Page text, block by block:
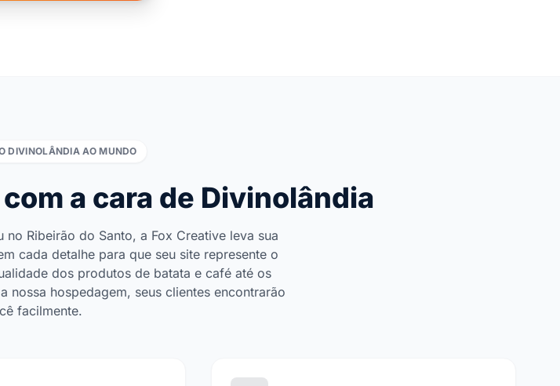
DIVINOLÂNDIA AO MUNDO
a cara de Divinolândia
Ribeirão do Santo, a Fox Creative leva sua
cada detalhe para que seu site represente o
dos produtos de batata e café até os
nossa hospedagem, seus clientes encontrarão
facilmente.